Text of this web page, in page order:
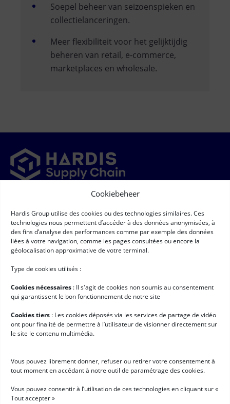
Cookiebeheer
Hardis Group utilise des cookies ou des technologies similaires. Ces
technologies nous permettent d’accéder à des données anonymisées, à
des fins d’analyse des performances comme par exemple des données
liées à votre navigation, comme les pages consultées ou encore la
géolocalisation approximative de votre terminal.
Type de cookies utilisés :
Cookies nécessaires : II s'agit de cookies non soumis au consentement
qui garantissent le bon fonctionnement de notre site
Cookies tiers : Les cookies déposés via les services de partage de vidéo
ont pour finalité de permettre à l’utilisateur de visionner directement sur
le site le contenu multimédia.
Vous pouvez librement donner, refuser ou retirer votre consentement à
tout moment en accédant à notre outil de paramétrage des cookies.
Vous pouvez consentir à l’utilisation de ces technologies en cliquant sur «
Tout accepter »
Soepel beheer van seizoenspieken en
collectielanceringen.
Meer flexibiliteit voor het gelijktijdig
beheren van retail, e-commerce,
marketplaces en wholesale.
Newsletter(Required)
RGPD(Required)
Ik ga ermee akkoord dat mijn persoonsgegevens worden
verzameld en verwerkt volgens de voorwaarden die staan
beschreven onder
"Bescherming van persoonsgegevens"*
Handige links
Services voor Hardis
Nieuws
Aan de slag met Hardis
Demo aanvragen
Word Hardis-partner